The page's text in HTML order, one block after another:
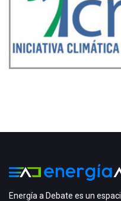
Energía a Debate es un